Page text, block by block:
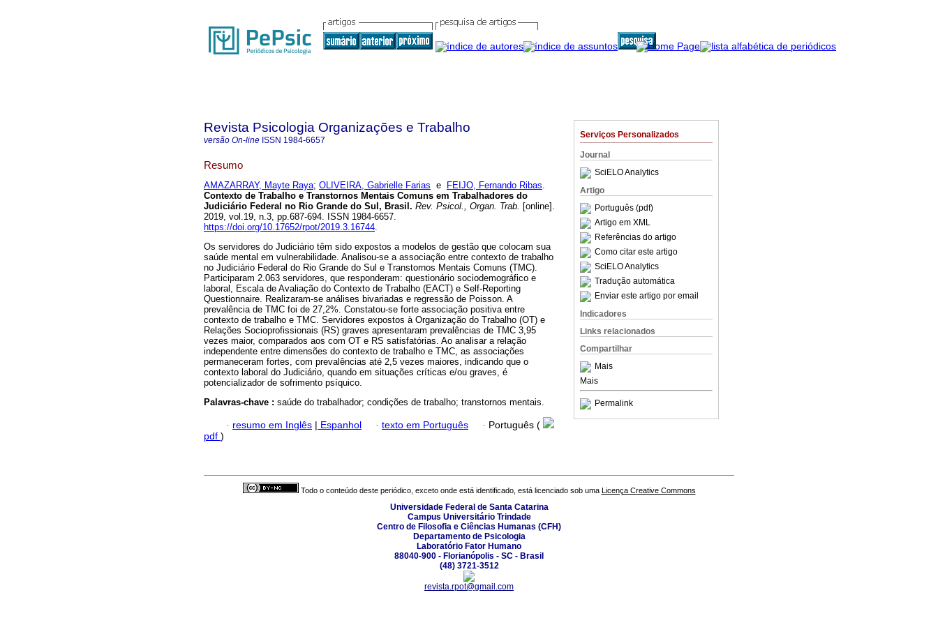
Serviços Personalizados
Journal
SciELO Analytics
Artigo
Português (pdf)
Artigo em XML
Referências do artigo
Como citar este artigo
SciELO Analytics
Tradução automática
Enviar este artigo por email
Indicadores
Links relacionados
Compartilhar
Mais
Mais
Permalink
Revista Psicologia Organizações e Trabalho
versão On-line ISSN 1984-6657
Resumo
AMAZARRAY, Mayte Raya; OLIVEIRA, Gabrielle Farias e FEIJO, Fernando Ribas.
Contexto de Trabalho e Transtornos Mentais Comuns em Trabalhadores do
Judiciário Federal no Rio Grande do Sul, Brasil . Rev. Psicol., Organ. Trab. [online].
2019, vol.19, n.3, pp.687-694. ISSN 1984-6657.
https://doi.org/10.17652/rpot/2019.3.16744.
Os servidores do Judiciário têm sido expostos a modelos de gestão que colocam sua
saúde mental em vulnerabilidade. Analisou-se a associação entre contexto de trabalho
no Judiciário Federal do Rio Grande do Sul e Transtornos Mentais Comuns (TMC).
Participaram 2.063 servidores, que responderam: questionário sociodemográfico e
laboral, Escala de Avaliação do Contexto de Trabalho (EACT) e Self-Reporting
Questionnaire. Realizaram-se análises bivariadas e regressão de Poisson. A
prevalência de TMC foi de 27,2%. Constatou-se forte associação positiva entre
contexto de trabalho e TMC. Servidores expostos à Organização do Trabalho (OT) e
Relações Socioprofissionais (RS) graves apresentaram prevalências de TMC 3,95
vezes maior, comparados aos com OT e RS satisfatórias. Ao analisar a relação
independente entre dimensões do contexto de trabalho e TMC, as associações
permaneceram fortes, com prevalências até 2,5 vezes maiores, indicando que o
contexto laboral do Judiciário, quando em situações críticas e/ou graves, é
potencializador de sofrimento psíquico.
Palavras-chave : saúde do trabalhador; condições de trabalho; transtornos mentais.
· resumo em Inglês | Espanhol · texto em Português · Português (
pdf )
Todo o conteúdo deste periódico, exceto onde está identificado, está licenciado sob uma Licença Creative Commons
Universidade Federal de Santa Catarina
Campus Universitário Trindade
Centro de Filosofia e Ciências Humanas (CFH)
Departamento de Psicologia
Laboratório Fator Humano
88040-900 - Florianópolis - SC - Brasil
(48) 3721-3512
revista.rpot@gmail.com